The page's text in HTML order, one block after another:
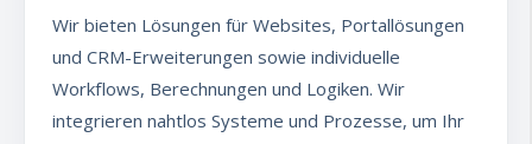
Wir bieten Lösungen für Websites, Portallösungen
und CRM-Erweiterungen sowie individuelle
Workflows, Berechnungen und Logiken. Wir
integrieren nahtlos Systeme und Prozesse, um Ihr